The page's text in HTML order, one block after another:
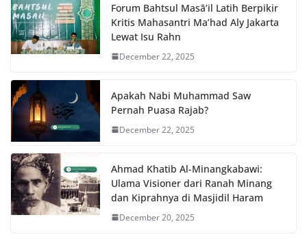
Forum Bahtsul Masā’il Latih Berpikir
Kritis Mahasantri Ma’had Aly Jakarta
Lewat Isu Rahn
December 22, 2025
Apakah Nabi Muhammad Saw
Pernah Puasa Rajab?
December 22, 2025
Ahmad Khatib Al-Minangkabawi:
Ulama Visioner dari Ranah Minang
dan Kiprahnya di Masjidil Haram
December 20, 2025